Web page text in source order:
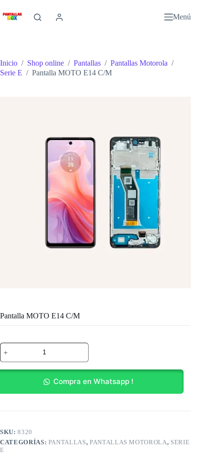
al
contenido
Menú
Inicio / Shop online / Pantallas / Pantallas Motorola /
Serie E / Pantalla MOTO E14 C/M
Pantalla MOTO E14 C/M
Pantalla
MOTO
E14
C/M
Compra en Whatsapp !
SKU:8320
CATEGORÍAS: PANTALLAS, PANTALLAS MOTOROLA, SERIE
E